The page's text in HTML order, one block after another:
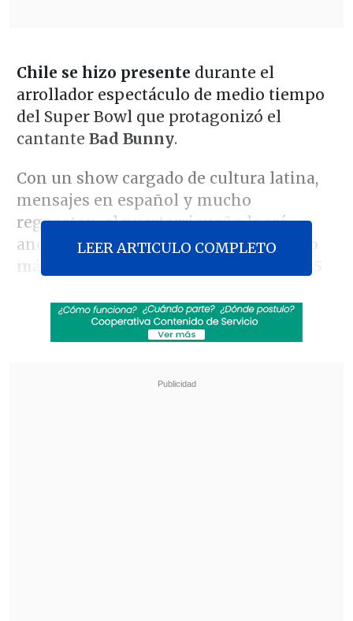
Chile se hizo presente durante el
arrollador espectáculo de medio tiempo
del Super Bowl que protagonizó el
cantante Bad Bunny.
Con un show cargado de cultura latina,
mensajes en español y mucho
reggaeton, el puertorriqueño logró
anotarseel concierto de medio tiempo
más visto en la historia con más de 135
mundo.
José Antonio Neme protagonizó colisión en
LEER ARTICULO COMPLETO